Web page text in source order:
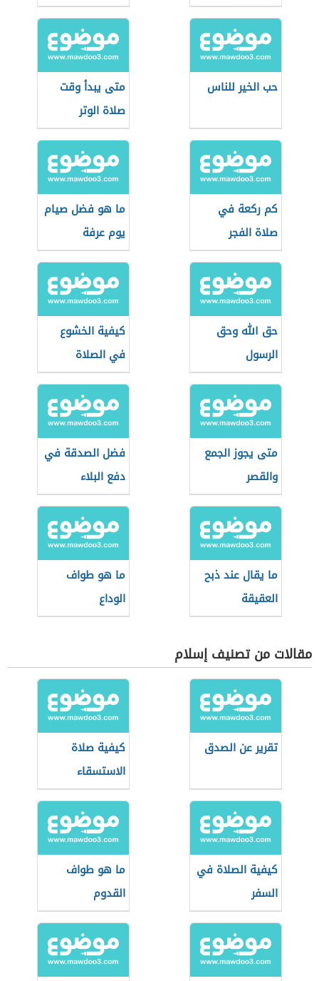
حب الخير للناس
متى يبدأ وقت
صلاة الوتر
كم ركعة في
صلاة الفجر
ما هو فضل صيام
يوم عرفة
حق الله وحق
الرسول
كيفية الخشوع
في الصلاة
متى يجوز الجمع
والقصر
فضل الصدقة في
دفع البلاء
ما يقال عند ذبح
العقيقة
ما هو طواف
الوداع
مقالات من تصنيف إسلام
تقرير عن الصدق
كيفية صلاة
الاستسقاء
كيفية الصلاة في
السفر
ما هو طواف
القدوم